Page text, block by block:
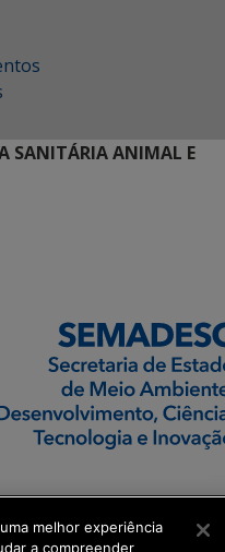
SANITÁRIA ANIMAL E
melhor experiência
a compreender